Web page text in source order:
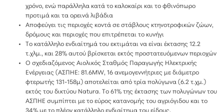
χρόνο, ενώ παράλληλα κατά το καλοκαίρι και το φθινόπωρο
προτιμά και τα ορεινά λιβάδια
Αποφεύγει τις περιοχές κοντά σε στάβλους κτηνοτροφικών ζώων,
δρόμους και περιοχές που επιτρέπεται το κυνήγι
Το κατάλληλο ενδιαίτημά του εκτιμάται να είναι έκτασης 12.2
τ.χλμ., και 28% αυτού βρίσκεται εκτός προστατευόμενων περιοχών
Ο σχεδιαζόμενος Αιολικός Σταθμός Παραγωγής Ηλεκτρικής
Ενέργειας (ΑΣΠΗΕ: 81.6MW, 16 ανεμογεννήτριες με διάμετρο
φτερωτής 131-158μ) αποτελείται από τρία πολύγωνα (6.2 τ.χμ.)
εκτός του δικτύου Natura. Το 61% της έκτασης των πολυγώνων του
ΑΣΠΗΕ συμπίπτει με το εύρος κατανομής του αγριόγιδου και το